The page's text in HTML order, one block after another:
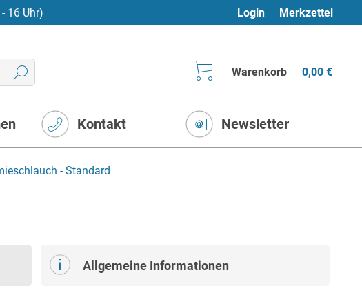
16 Uhr) Login Merkzettel
Warenkorb 0,00 €
Kontakt Newsletter
- Standard
Allgemeine Informationen